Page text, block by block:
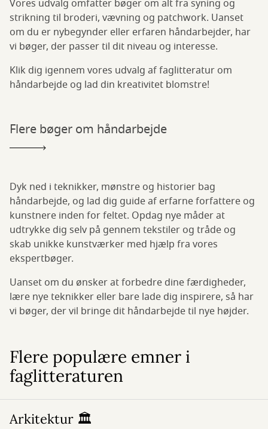
Vores udvalg omfatter bøger om alt fra syning og
strikning til broderi, vævning og patchwork. Uanset
om du er nybegynder eller erfaren håndarbejder, har
vi bøger, der passer til dit niveau og interesse.
Klik dig igennem vores udvalg af faglitteratur om
håndarbejde og lad din kreativitet blomstre!
Flere bøger om håndarbejde
Dyk ned i teknikker, mønstre og historier bag
håndarbejde, og lad dig guide af erfarne forfattere og
kunstnere inden for feltet. Opdag nye måder at
udtrykke dig selv på gennem tekstiler og tråde og
skab unikke kunstværker med hjælp fra vores
ekspertbøger.
Uanset om du ønsker at forbedre dine færdigheder,
lære nye teknikker eller bare lade dig inspirere, så har
vi bøger, der vil bringe dit håndarbejde til nye højder.
Flere populære emner i
faglitteraturen
Arkitektur 🏛️